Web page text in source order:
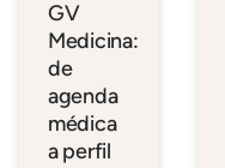
GV
Medicina:
de
agenda
médica
a perfil